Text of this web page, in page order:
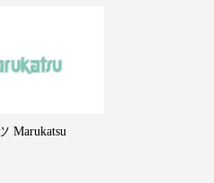
Marukatsu